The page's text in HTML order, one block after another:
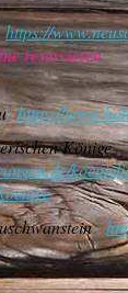
https://
reservieren
https://
Könige